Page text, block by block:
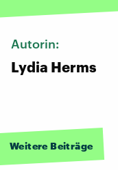
Autorin:
Lydia Herms
Weitere Beiträge